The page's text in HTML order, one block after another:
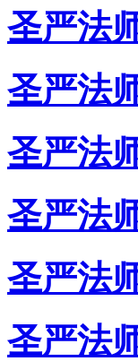
圣严法
圣严法
圣严法
圣严法
圣严法
圣严法